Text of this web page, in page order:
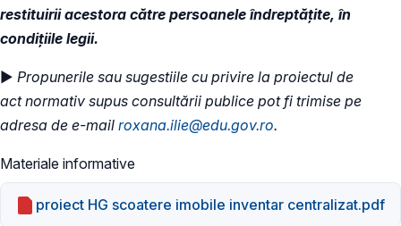
restituirii acestora către persoanele îndreptățite, în
condițiile legii.
► Propunerile sau sugestiile cu privire la proiectul de
act normativ supus consultării publice pot fi trimise pe
adresa de e-mail roxana.ilie@edu.gov.ro.
Materiale informative
proiect HG scoatere imobile inventar centralizat.pdf